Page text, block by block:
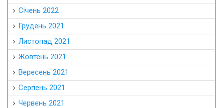
Січень 2022
Грудень 2021
Листопад 2021
Жовтень 2021
Вересень 2021
Серпень 2021
Червень 2021